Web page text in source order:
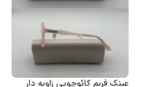
عینک فریم کائوچویی زاویه دار